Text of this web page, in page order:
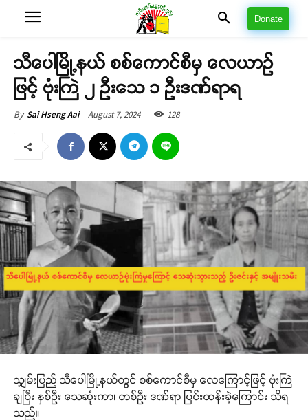
Donate
သီပေါမြို့နယ် စစ်ကောင်စီမှ လေယာဉ်
ဖြင့် ဗုံးကြဲ ၂ ဦးသေ ၁ ဦးဒဏ်ရာရ
By Sai Hseng Aai August 7, 2024 128
သျှမ်းပြည် သီပေါမြို့နယ်တွင် စစ်ကောင်စီမှ လေကြောင့်ဖြင့် ဗုံးကြဲ
ချပြီး နှစ်ဦး သေဆုံးကာ၊ တစ်ဦး ဒဏ်ရာ ပြင်းထန်းခဲ့ကြောင်း သိရ
သည်။